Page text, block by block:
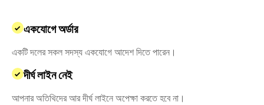
একযোগে অর্ডার
একটি দলের সকল সদস্য একযোগে আদেশ দিতে পারেন।
দীর্ঘ লাইন নেই
আপনার অতিথিদের আর দীর্ঘ লাইনে অপেক্ষা করতে হবে না।